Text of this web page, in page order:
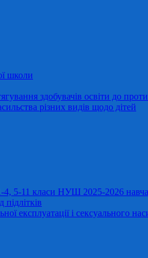
школи
здобувачів освіти до
різних видів щодо дітей
4, 5-11 класи НУШ 2025-2026
експлуатації і сексуального